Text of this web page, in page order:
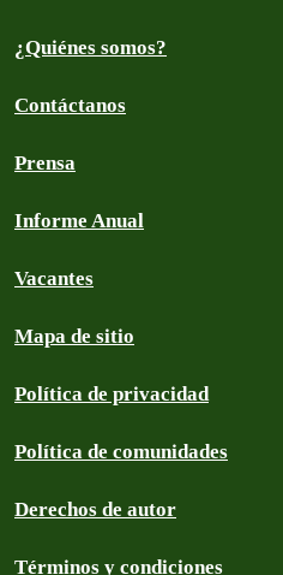
¿Quiénes somos?
Contáctanos
Prensa
Informe Anual
Vacantes
Mapa de sitio
Política de privacidad
Política de comunidades
Derechos de autor
Términos y condiciones